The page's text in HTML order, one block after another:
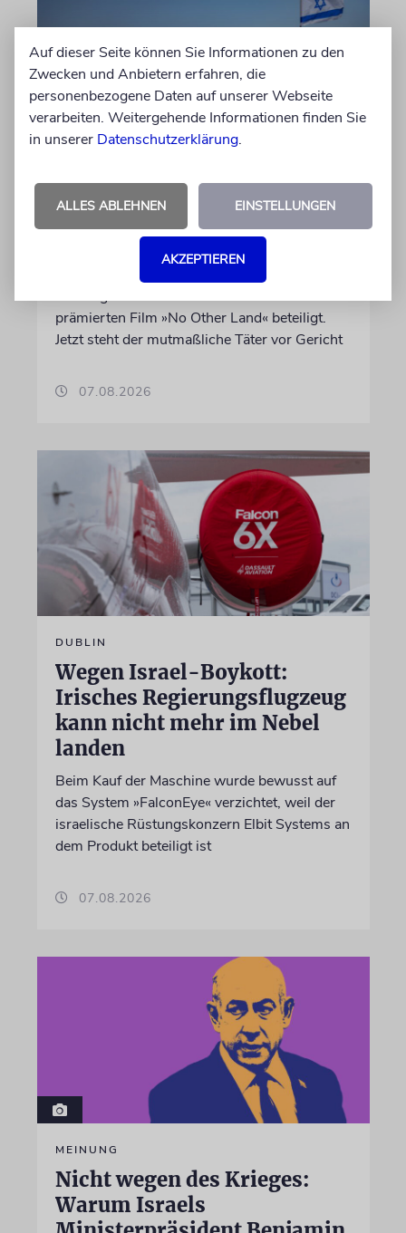
Israelischer Siedler wegen
Tötung eines Palästinensers
angeklagt
Der getötete Aktivist setzte sich gegen
Siedlergewalt ein und war an dem Oscar-
prämierten Film »No Other Land« beteiligt.
Jetzt steht der mutmaßliche Täter vor Gericht
07.08.2026
DUBLIN
Wegen Israel-Boykott:
Irisches Regierungsflugzeug
kann nicht mehr im Nebel
landen
Beim Kauf der Maschine wurde bewusst auf
das System »FalconEye« verzichtet, weil der
israelische Rüstungskonzern Elbit Systems an
dem Produkt beteiligt ist
07.08.2026
MEINUNG
Nicht wegen des Krieges:
Warum Israels
Auf dieser Seite können Sie Informationen zu den
Zwecken und Anbietern erfahren, die
personenbezogene Daten auf unserer Webseite
verarbeiten. Weitergehende Informationen finden Sie
in unserer Datenschutzerklärung.
ALLES ABLEHNEN EINSTELLUNGEN
AKZEPTIEREN